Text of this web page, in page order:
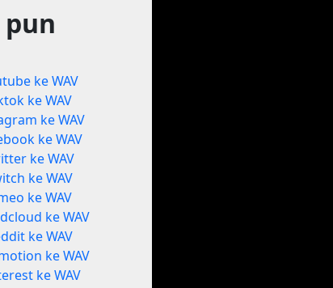
ke WAV
ke WAV
ke WAV
ke WAV
ke WAV
ke WAV
ke WAV
ke WAV
ke WAV
ke WAV
ke WAV